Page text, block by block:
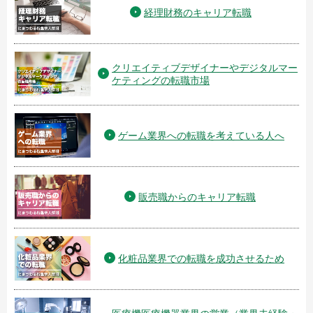
経理財務のキャリア転職
クリエイティブデザイナーやデジタルマー
ケティングの転職市場
ゲーム業界への転職を考えている人へ
販売職からのキャリア転職
化粧品業界での転職を成功させるため